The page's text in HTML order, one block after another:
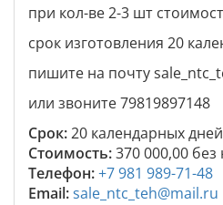
при кол-ве 2-3 шт
срок изготовления 20
пишите на почту
или звоните 79819897148
Срок:20 календарных дней
Стоимость:370 000,00
Телефон:+7 981 989-71-48
Email:sale_ntc_teh@mail.ru